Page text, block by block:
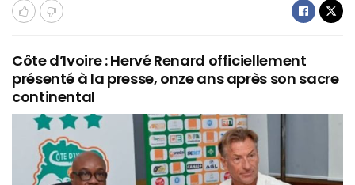
Côte d’Ivoire : Hervé Renard officiellement
présenté à la presse, onze ans après son sacre
continental